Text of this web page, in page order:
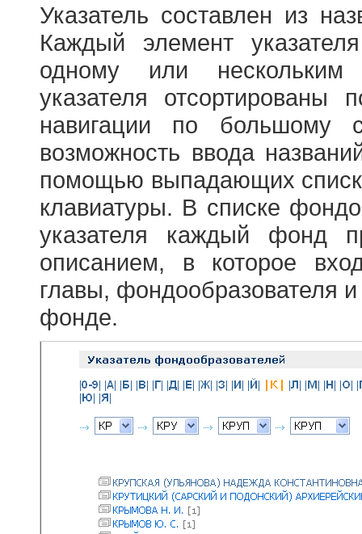
Указатель составлен из
Каждый элемент
одному или
указателя отсортированы
навигации по большому
возможность ввода
помощью выпадающих
клавиатуры. В списке
указателя каждый фонд
описанием, в которое
главы, фондообразователя
фонде.